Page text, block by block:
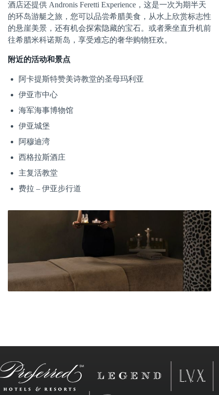
酒店还提供 Andronis Feretti Experience，这是一次为期半天
的环岛游艇之旅，您可以品尝希腊美食，从水上欣赏标志性
的悬崖美景，还有机会探索隐藏的宝石。或者乘坐直升机前
往希腊米科诺斯岛，享受难忘的奢华购物狂欢。
附近的活动和景点
阿卡提斯特赞美诗教堂的圣母玛利亚
伊亚市中心
海军海事博物馆
伊亚城堡
阿穆迪湾
西格拉斯酒庄
主复活教堂
费拉 – 伊亚步行道